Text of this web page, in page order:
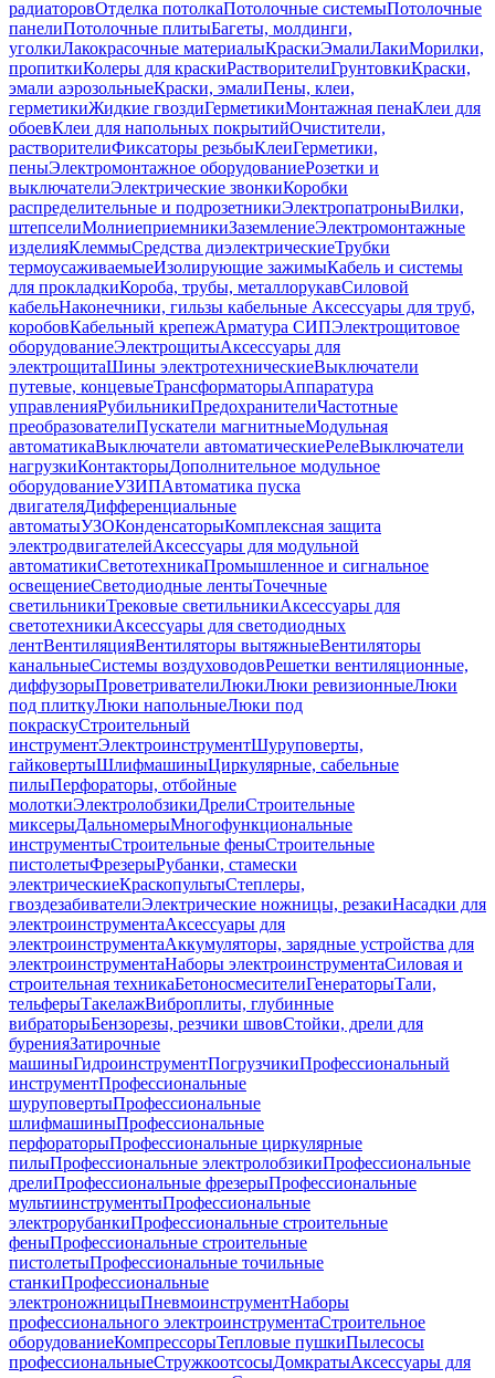
радиаторовОтделка потолкаПотолочные системыПотолочные
панелиПотолочные плитыБагеты, молдинги,
уголкиЛакокрасочные материалыКраскиЭмалиЛакиМорилки,
пропиткиКолеры для краскиРастворителиГрунтовкиКраски,
эмали аэрозольныеКраски, эмалиПены, клеи,
герметикиЖидкие гвоздиГерметикиМонтажная пенаКлеи для
обоевКлеи для напольных покрытийОчистители,
растворителиФиксаторы резьбыКлеиГерметики,
пеныЭлектромонтажное оборудованиеРозетки и
выключателиЭлектрические звонкиКоробки
распределительные и подрозетникиЭлектропатроныВилки,
штепселиМолниеприемникиЗаземлениеЭлектромонтажные
изделияКлеммыСредства диэлектрическиеТрубки
термоусаживаемыеИзолирующие зажимыКабель и системы
для прокладкиКороба, трубы, металлорукавСиловой
кабельНаконечники, гильзы кабельные Аксессуары для труб,
коробовКабельный крепежАрматура СИПЭлектрощитовое
оборудованиеЭлектрощитыАксессуары для
электрощитаШины электротехническиеВыключатели
путевые, концевыеТрансформаторыАппаратура
управленияРубильникиПредохранителиЧастотные
преобразователиПускатели магнитныеМодульная
автоматикаВыключатели автоматическиеРелеВыключатели
нагрузкиКонтакторыДополнительное модульное
оборудованиеУЗИПАвтоматика пуска
двигателяДифференциальные
автоматыУЗОКонденсаторыКомплексная защита
электродвигателейАксессуары для модульной
автоматикиСветотехникаПромышленное и сигнальное
освещениеСветодиодные лентыТочечные
светильникиТрековые светильникиАксессуары для
светотехникиАксессуары для светодиодных
лентВентиляцияВентиляторы вытяжныеВентиляторы
канальныеСистемы воздуховодовРешетки вентиляционные,
диффузорыПроветривателиЛюкиЛюки ревизионныеЛюки
под плиткуЛюки напольныеЛюки под
покраскуСтроительный
инструментЭлектроинструментШуруповерты,
гайковертыШлифмашиныЦиркулярные, сабельные
пилыПерфораторы, отбойные
молоткиЭлектролобзикиДрелиСтроительные
миксерыДальномерыМногофункциональные
инструментыСтроительные феныСтроительные
пистолетыФрезерыРубанки, стамески
электрическиеКраскопультыСтеплеры,
гвоздезабивателиЭлектрические ножницы, резакиНасадки для
электроинструментаАксессуары для
электроинструментаАккумуляторы, зарядные устройства для
электроинструментаНаборы электроинструментаСиловая и
строительная техникаБетоносмесителиГенераторыТали,
тельферыТакелажВиброплиты, глубинные
вибраторыБензорезы, резчики швовСтойки, дрели для
буренияЗатирочные
машиныГидроинструментПогрузчикиПрофессиональный
инструментПрофессиональные
шуруповертыПрофессиональные
шлифмашиныПрофессиональные
перфораторыПрофессиональные циркулярные
пилыПрофессиональные электролобзикиПрофессиональные
дрелиПрофессиональные фрезерыПрофессиональные
мультиинструментыПрофессиональные
электрорубанкиПрофессиональные строительные
феныПрофессиональные строительные
пистолетыПрофессиональные точильные
станкиПрофессиональные
электроножницыПневмоинструментНаборы
профессионального электроинструментаСтроительное
оборудованиеКомпрессорыТепловые пушкиПылесосы
профессиональныеСтружкоотсосыДомкратыАксессуары для